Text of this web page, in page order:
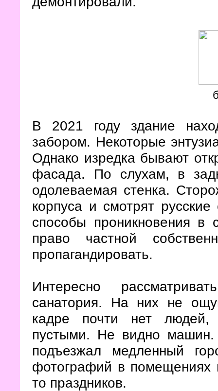
В 2021 году здание
забором. Некоторые
Однако изредка бывают
фасада. По слухам, в
одолеваемая стенка.
корпуса и смотрят
способы проникновения в
право частной
пропагандировать.
Интересно
санатория. На них не
кадре почти нет людей,
пустыми. Не видно
подъезжал медленный
фотографий в помещениях
то праздников.